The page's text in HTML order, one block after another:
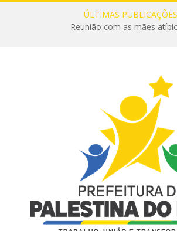
ÚLTIMAS
Reunião com as mães